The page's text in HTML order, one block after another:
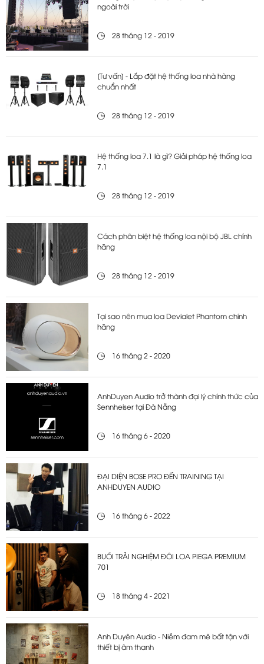
ngoài trời
28 tháng 12 - 2019
[Tư vấn] - Lắp đặt hệ thống loa nhà hàng
chuẩn nhất
28 tháng 12 - 2019
Hệ thống loa 7.1 là gì? Giải pháp hệ thống loa
7.1
28 tháng 12 - 2019
Cách phân biệt hệ thống loa nội bộ JBL chính
hãng
28 tháng 12 - 2019
Tại sao nên mua loa Devialet Phantom chính
hãng
16 tháng 2 - 2020
AnhDuyen Audio trở thành đại lý chính thức của
Sennheiser tại Đà Nẵng
16 tháng 6 - 2020
ĐẠI DIỆN BOSE PRO ĐẾN TRAINING TẠI
ANHDUYEN AUDIO
16 tháng 6 - 2022
BUỔI TRẢI NGHIỆM ĐÔI LOA PIEGA PREMIUM
701
18 tháng 4 - 2021
Anh Duyên Audio - Niềm đam mê bất tận với
thiết bị âm thanh